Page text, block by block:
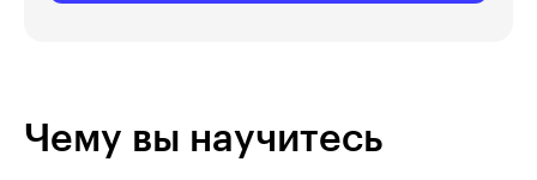
Чему вы научитесь